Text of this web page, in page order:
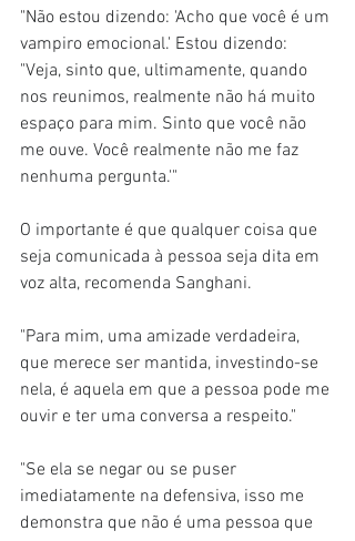
"Não estou dizendo: 'Acho que você é um
vampiro emocional.' Estou dizendo:
"Veja, sinto que, ultimamente, quando
nos reunimos, realmente não há muito
espaço para mim. Sinto que você não
me ouve. Você realmente não me faz
nenhuma pergunta.'"
O importante é que qualquer coisa que
seja comunicada à pessoa seja dita em
voz alta, recomenda Sanghani.
"Para mim, uma amizade verdadeira,
que merece ser mantida, investindo-se
nela, é aquela em que a pessoa pode me
ouvir e ter uma conversa a respeito."
"Se ela se negar ou se puser
imediatamente na defensiva, isso me
demonstra que não é uma pessoa que